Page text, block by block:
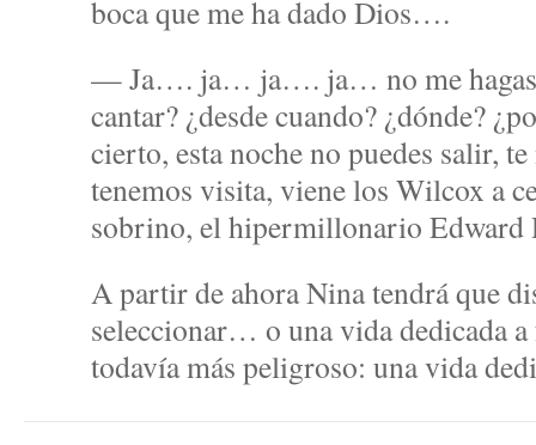
boca que me ha dado Dios….
— Ja…. ja… ja…. ja… no me
cantar? ¿desde cuando? ¿dónde?
cierto, esta noche no puedes salir,
tenemos visita, viene los Wilcox a
sobrino, el hipermillonario
A partir de ahora Nina tendrá que
seleccionar… o una vida dedicada
todavía más peligroso: una vida